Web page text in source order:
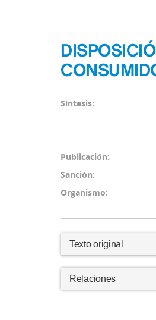
Síntesis:
Publicación:
Sanción:
Organismo:
Texto original
Relaciones